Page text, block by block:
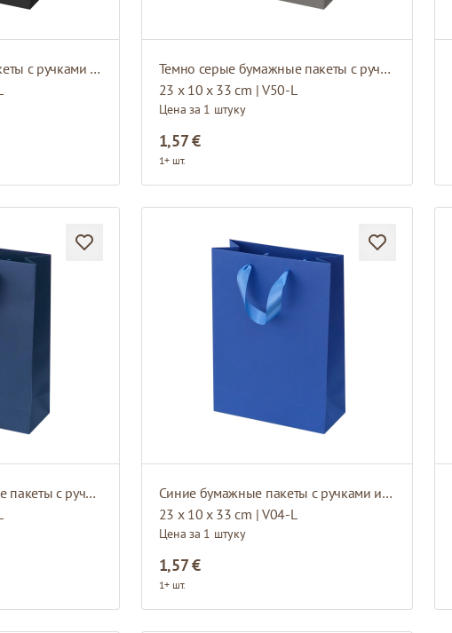
Чёрные бумажные пакеты с ручками из атласной ленты
Темно серые бумажные пакеты с ручками из атласной ленты
23 x 10 x 33 cm | V50-L
Цена за 1 штуку
1,57 €
1+ шт.
Темно синие бумажные пакеты с ручками из атласной ленты
Синие бумажные пакеты с ручками из атласной ленты
23 x 10 x 33 cm | V04-L
Цена за 1 штуку
1,57 €
1+ шт.